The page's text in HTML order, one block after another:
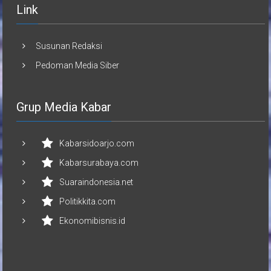
Link
Susunan Redaksi
Pedoman Media Siber
Grup Media Kabar
Kabarsidoarjo.com
Kabarsurabaya.com
Suaraindonesia.net
Politikkita.com
Ekonomibisnis.id